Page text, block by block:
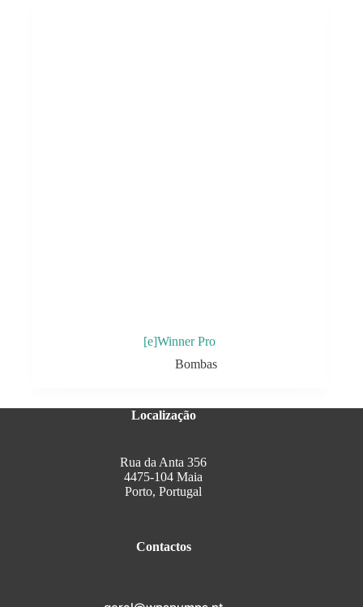
[e]Winner Pro
Bombas
Localização
Rua da Anta 356
4475-104 Maia
Porto, Portugal
Contactos